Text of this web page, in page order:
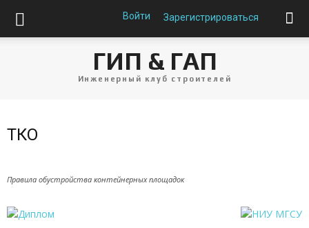
Войти Зарегистрироваться
ГИП & ГАП
Инженерный клуб строителей
ТКО
Правила обустройства контейнерных площадок